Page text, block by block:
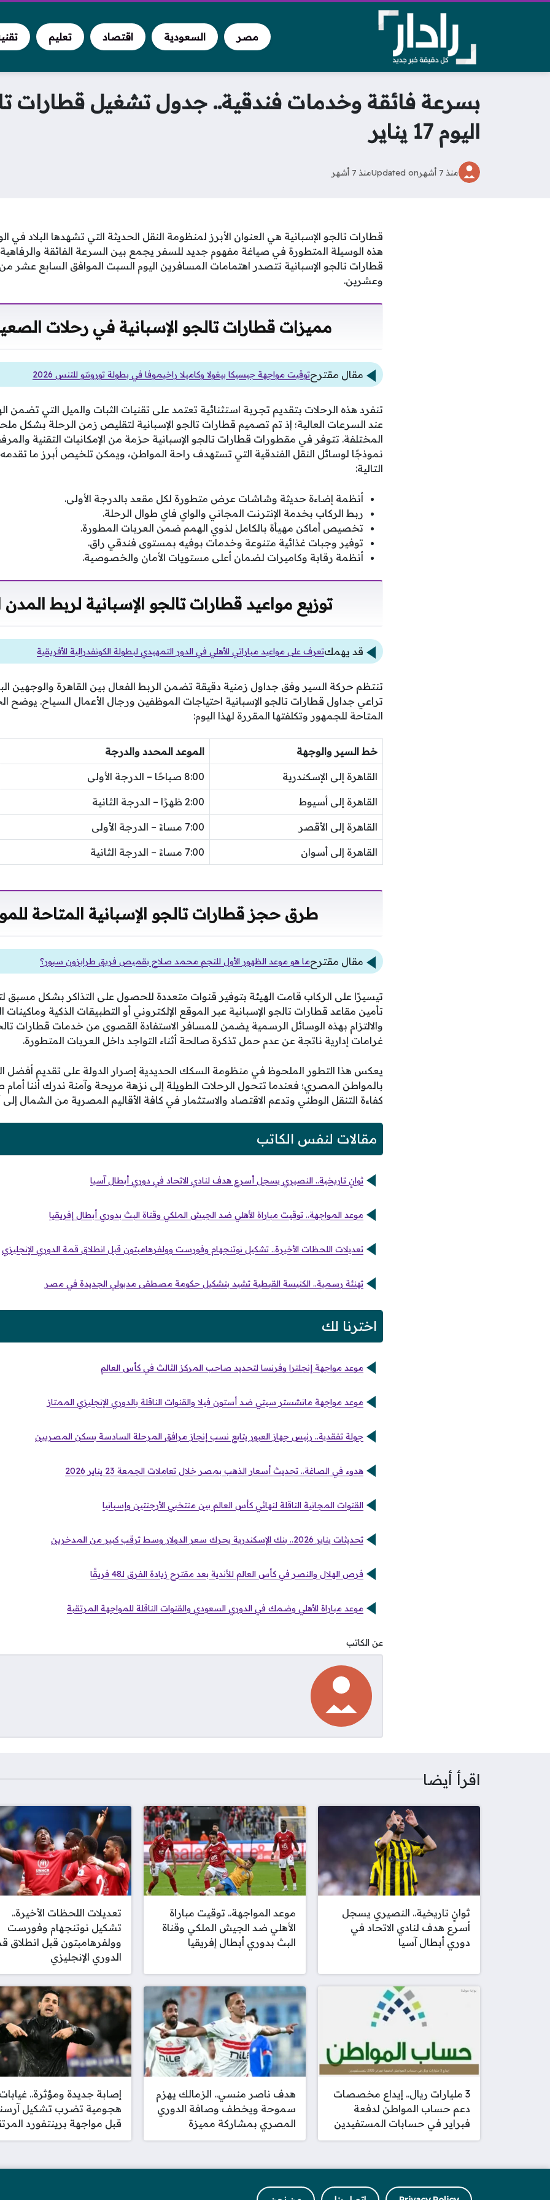
مصر السعودية اقتصاد تعليم
بسرعة فائقة وخدمات فندقية.. جدول تشغيل قطارات
اليوم 17 يناير
منذ 7 أشهر Updated onمنذ 7 أشهر
قطارات تالجو الإسبانية هي العنوان الأبرز لمنظومة النقل الحديثة التي تشهدها البلاد
هذه الوسيلة المتطورة في صياغة مفهوم جديد للسفر يجمع بين السرعة الفائقة
قطارات تالجو الإسبانية تتصدر اهتمامات المسافرين اليوم السبت الموافق السابع عشر من
وعشرين.
مميزات قطارات تالجو الإسبانية في رحلات
مقال مقترحتوقيت مواجهة جيسيكا بيغولا وكاميلا راخيموفا في بطولة تورونتو للتنس 2026
تنفرد هذه الرحلات بتقديم تجربة استثنائية تعتمد على تقنيات الثبات والميل التي تضمن
عند السرعات العالية؛ إذ تم تصميم قطارات تالجو الإسبانية لتقليص زمن الرحلة بشكل
المختلفة. تتوفر في مقطورات قطارات تالجو الإسبانية حزمة من الإمكانيات التقنية
نموذجًا لوسائل النقل الفندقية التي تستهدف راحة المواطن، ويمكن تلخيص أبرز ما
التالية:
أنظمة إضاءة حديثة وشاشات عرض متطورة لكل مقعد بالدرجة الأولى.
ربط الركاب بخدمة الإنترنت المجاني والواي فاي طوال الرحلة.
تخصيص أماكن مهيأة بالكامل لذوي الهمم ضمن العربات المطورة.
توفير وجبات غذائية متنوعة وخدمات بوفيه بمستوى فندقي راق.
أنظمة رقابة وكاميرات لضمان أعلى مستويات الأمان والخصوصية.
توزيع مواعيد قطارات تالجو الإسبانية لربط
قد يهمكتعرف على مواعيد مباراتي الأهلي في الدور التمهيدي لبطولة الكونفدرالية الأفريقية
تنتظم حركة السير وفق جداول زمنية دقيقة تضمن الربط الفعال بين القاهرة والوجهين
تراعي جداول قطارات تالجو الإسبانية احتياجات الموظفين ورجال الأعمال السياح. يوضح
المتاحة للجمهور وتكلفتها المقررة لهذا اليوم:
خط السير والوجهة الموعد المحدد والدرجة
القاهرة إلى الإسكندرية 8:00 صباحًا – الدرجة الأولى
القاهرة إلى أسيوط 2:00 ظهرًا – الدرجة الثانية
القاهرة إلى الأقصر 7:00 مساءً – الدرجة الأولى
القاهرة إلى أسوان 7:00 مساءً – الدرجة الثانية
طرق حجز قطارات تالجو الإسبانية المتاحة
مقال مقترحما هو موعد الظهور الأول للنجم محمد صلاح بقميص فريق طرابزون سبور؟
تيسيرًا على الركاب قامت الهيئة بتوفير قنوات متعددة للحصول على التذاكر بشكل مسبق
تأمين مقاعد قطارات تالجو الإسبانية عبر الموقع الإلكتروني أو التطبيقات الذكية
والالتزام بهذه الوسائل الرسمية يضمن للمسافر الاستفادة القصوى من خدمات قطارات
غرامات إدارية ناتجة عن عدم حمل تذكرة صالحة أثناء التواجد داخل العربات المتطورة.
يعكس هذا التطور الملحوظ في منظومة السكك الحديدية إصرار الدولة على تقديم أفضل
بالمواطن المصري؛ فعندما تتحول الرحلات الطويلة إلى نزهة مريحة وآمنة ندرك أننا
كفاءة التنقل الوطني وتدعم الاقتصاد والاستثمار في كافة الأقاليم المصرية من الشمال
مقالات لنفس الكاتب
ثوانٍ تاريخية.. النصيري يسجل أسرع هدف لنادي الاتحاد في دوري أبطال آسيا
موعد المواجهة.. توقيت مباراة الأهلي ضد الجيش الملكي وقناة البث بدوري أبطال إفريقيا
تعديلات اللحظات الأخيرة.. تشكيل نوتنجهام وفورست وولفرهامبتون قبل انطلاق قمة الدوري الإنجليزي
تهنئة رسمية.. الكنيسة القبطية تشيد بتشكيل حكومة مصطفى مدبولي الجديدة في مصر
اخترنا لك
موعد مواجهة إنجلترا وفرنسا لتحديد صاحب المركز الثالث في كأس العالم
موعد مواجهة مانشستر سيتي ضد أستون فيلا والقنوات الناقلة بالدوري الإنجليزي الممتاز
جولة تفقدية.. رئيس جهاز العبور يتابع نسب إنجاز مرافق المرحلة السادسة بسكن المصريين
هدوء في الصاغة.. تحديث أسعار الذهب بمصر خلال تعاملات الجمعة 23 يناير 2026
القنوات المجانية الناقلة لنهائي كأس العالم بين منتخبي الأرجنتين وإسبانيا
تحديثات يناير 2026.. بنك الإسكندرية يحرك سعر الدولار وسط ترقب كبير من المدخرين
فرص الهلال والنصر في كأس العالم للأندية بعد مقترح زيادة الفرق لـ48 فريقًا
موعد مباراة الأهلي وضمك في الدوري السعودي والقنوات الناقلة للمواجهة المرتقبة
عن الكاتب
اقرأ أيضا
ثوانٍ تاريخية.. النصيري يسجل
أسرع هدف لنادي الاتحاد في
دوري أبطال آسيا
موعد المواجهة.. توقيت مباراة
الأهلي ضد الجيش الملكي وقناة
البث بدوري أبطال إفريقيا
تعديلات اللحظات الأخيرة..
تشكيل نوتنجهام وفورست
وولفرهامبتون قبل انطلاق
الدوري الإنجليزي
3 مليارات ريال.. إيداع مخصصات
دعم حساب المواطن لدفعة
فبراير في حسابات المستفيدين
هدف ناصر منسي.. الزمالك يهزم
سموحة ويخطف وصافة الدوري
المصري بمشاركة مميزة
إصابة جديدة ومؤثرة.. غيابات
هجومية تضرب تشكيل
قبل مواجهة برينتفورد